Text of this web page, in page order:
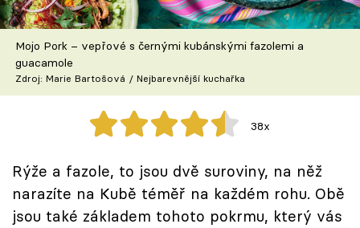
Recepty z TV
Speciál: Cuketa
Těhotnej kuchař
Sledujte prima+
Přihlášení
Mojo Pork – vepřové s černými kubánskými fazolemi a
guacamole
Zdroj: Marie Bartošová / Nejbarevnější kuchařka
38x
Rýže a fazole, to jsou dvě suroviny, na něž
narazíte na Kubě téměř na každém rohu. Obě
jsou také základem tohoto pokrmu, který vás